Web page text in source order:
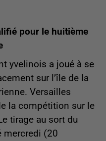
pour le huitième
yvelinois a joué à se
sur l’île de la
Versailles
la compétition sur le
tirage au sort du
mercredi (20